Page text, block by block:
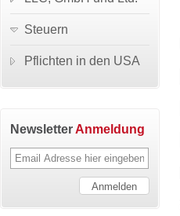
Steuern
Pflichten in den USA
NewsletterAnmeldung